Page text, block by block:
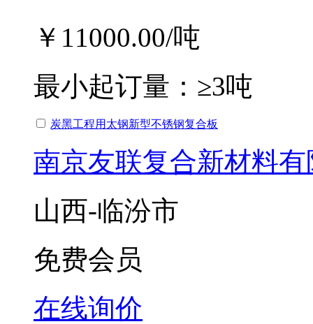
￥11000.00/吨
最小起订量： ≥3吨
炭黑工程用太钢新型不锈钢复合板
南京友联复合新材料
山西-临汾市
免费会员
在线询价